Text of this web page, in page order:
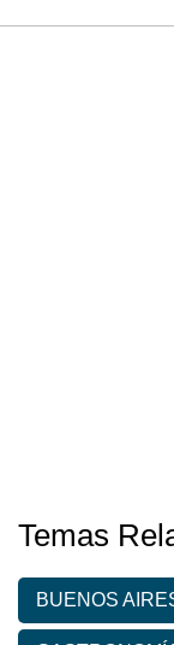
Temas
BUENOS